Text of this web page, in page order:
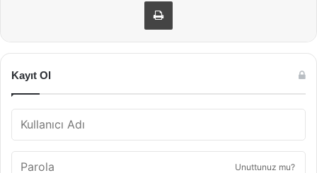
Kayıt Ol
Unuttunuz mu?